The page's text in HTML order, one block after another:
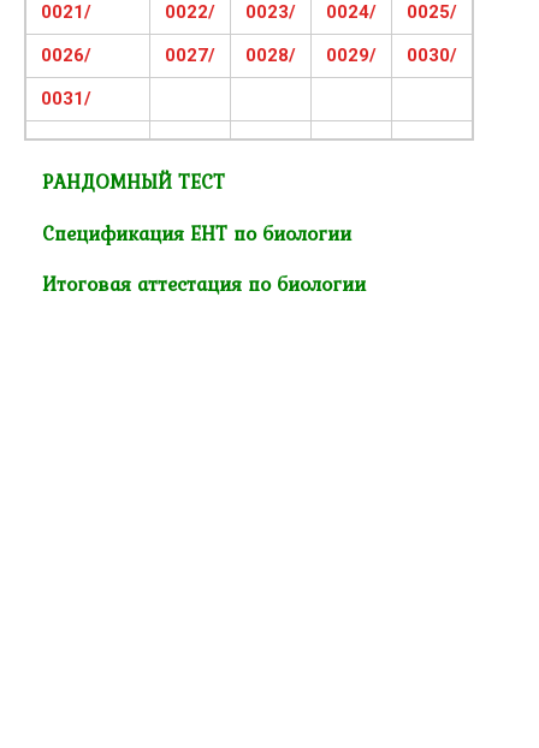
0021/
0022/ 0023/ 0024/
0025/
0026/
0027/ 0028/ 0029/
0030/
0031/
РАНДОМНЫЙ ТЕСТ
Спецификация ЕНТ по биологии
Итоговая аттестация по биологии